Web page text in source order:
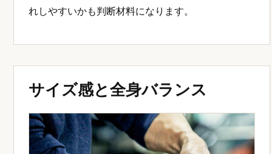
れしやすいかも判断材料になります。
サイズ感と全身バランス